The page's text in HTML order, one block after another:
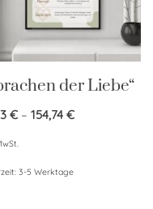
der Liebe“
€ –154,74€
3-5 Werktage